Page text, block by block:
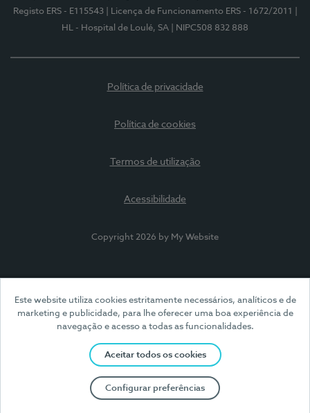
Este website utiliza cookies estritamente necessários, analíticos e de
marketing e publicidade, para lhe oferecer uma boa experiência de
navegação e acesso a todas as funcionalidades.
Aceitar todos os cookies
Configurar preferências
Registo ERS - E115543
| Licença de Funcionamento ERS - 1672/2011
HL - Hospital de Loulé, SA
| NIPC508 832 888
Política de privacidade
Política de cookies
Termos de utilização
Acessibilidade
Copyright 2026 by My Website